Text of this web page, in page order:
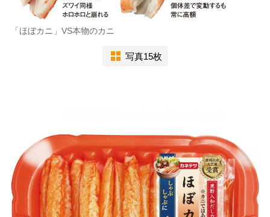
「ほぼカニ」VS本物のカニ
写真15枚